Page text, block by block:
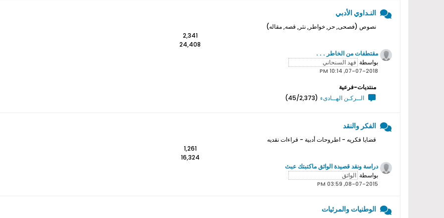
النـداوي الأدبي
نصوص (فصحى, حر, خواطر, نثر, قصه, مقاله)
2,341
24,408
مقتطفات من الخاطر . . .
بواسطة
07-07-2018, 10:14 PM
منتديات-فرعية
الــركـن الهــادىء (45/2,373)
الفكر والنقد
قضايا فكريه - اطروحات أدبية - قراءات نقديه
1,261
16,324
دراسة ونقد قصيدة الواثق ماكتبتك عبث
بواسطة
08-07-2015, 03:59 PM
الوطنيات والمرثيات